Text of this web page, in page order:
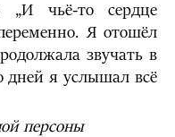
чьё-то сердце
Я отошёл
звучать в
дней я услышал всё
персоны